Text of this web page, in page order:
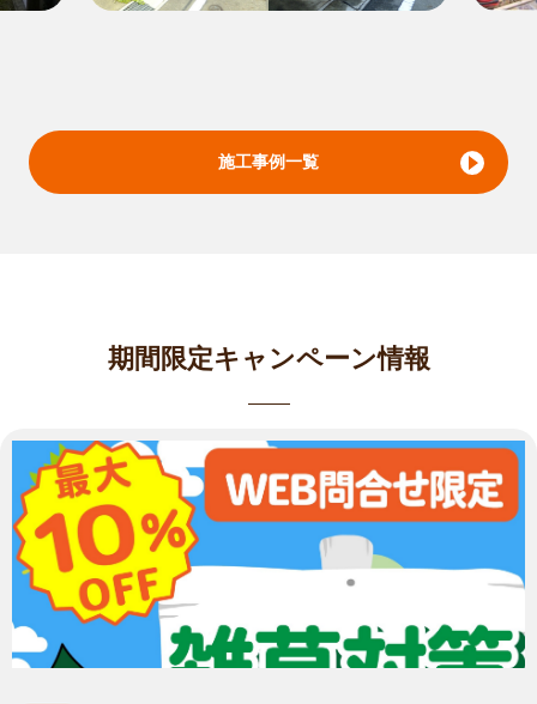
施工事例一覧
期間限定キャンペーン情報